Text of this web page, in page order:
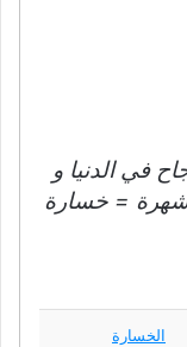
في الدنيا و
شهرة = خسارة
الخسارة